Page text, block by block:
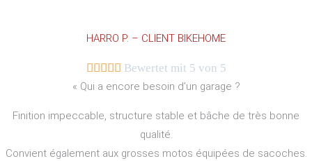
HARRO P. – CLIENT BIKEHOME
 Bewertet mit 5 von 5
« Qui a encore besoin d’un garage ?
Finition impeccable, structure stable et bâche de très bonne
qualité.
Convient également aux grosses motos équipées de sacoches.